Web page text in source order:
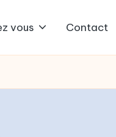
vous Contact